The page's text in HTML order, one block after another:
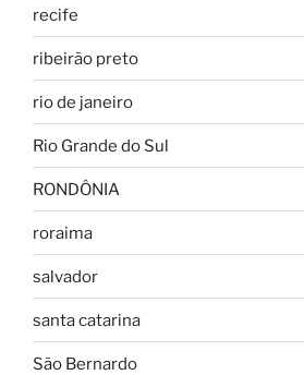
recife
ribeirão preto
rio de janeiro
Rio Grande do Sul
RONDÔNIA
roraima
salvador
santa catarina
São Bernardo